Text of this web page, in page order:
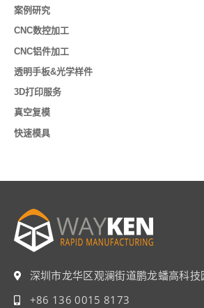
案例研究
CNC数控加工
CNC铝件加工
透明手板&光学样件
3D打印服务
真空复模
快速模具
深圳市龙华区观澜街道鹏龙蟠高科技
+86 136 0015 8173